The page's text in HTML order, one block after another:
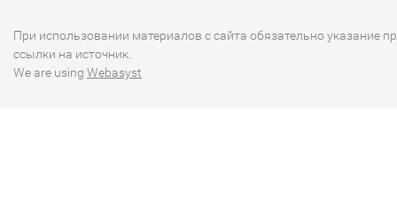
При использовании материалов с сайта обязательно указание
ссылки на источник.
We are using Webasyst